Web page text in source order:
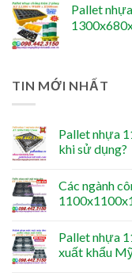
Pallet
TIN MỚI NHẤT
Pallet nhựa
khi sử dụng?
Các ngành
Pallet nhựa
xuất khẩu